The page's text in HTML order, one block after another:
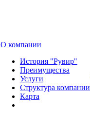
О компании
История "Рувир"
Преимущества
Услуги
Структура компании
Карта